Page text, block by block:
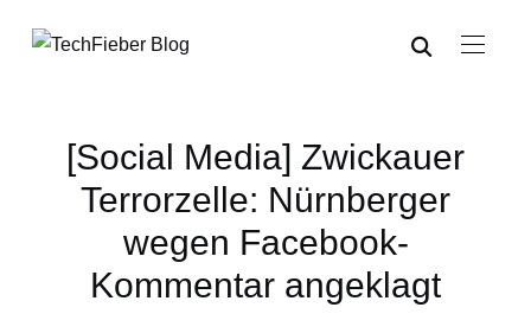
[Social Media] Zwickauer
Terrorzelle: Nürnberger
wegen Facebook-
Kommentar angeklagt